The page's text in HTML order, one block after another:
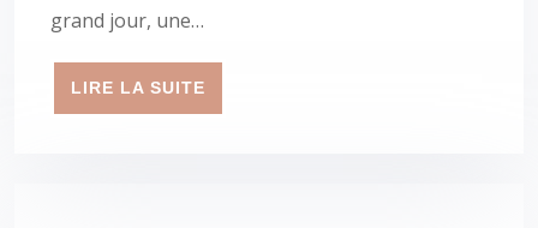
grand jour, une…
LIRE LA SUITE